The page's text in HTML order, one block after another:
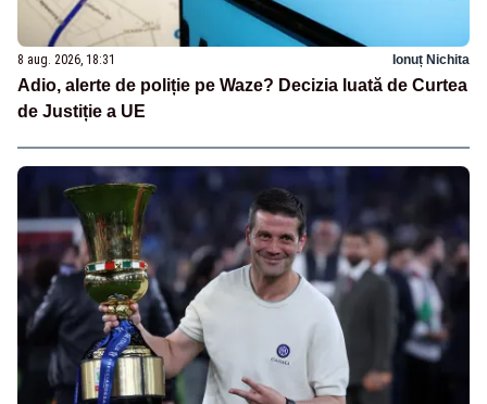
8 aug. 2026, 18:31 Ionuț Nichita
Adio, alerte de poliție pe Waze? Decizia luată de Curtea
de Justiție a UE